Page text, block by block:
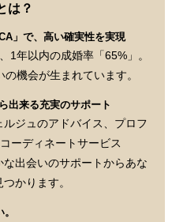
は？
」で、高い確実性を実現
1年以内の成婚率「65%」。
機会が生まれています。
出来る充実のサポート
ジュのアドバイス、プロフ
ーディネートサービス
出会いのサポートからあな
かります。